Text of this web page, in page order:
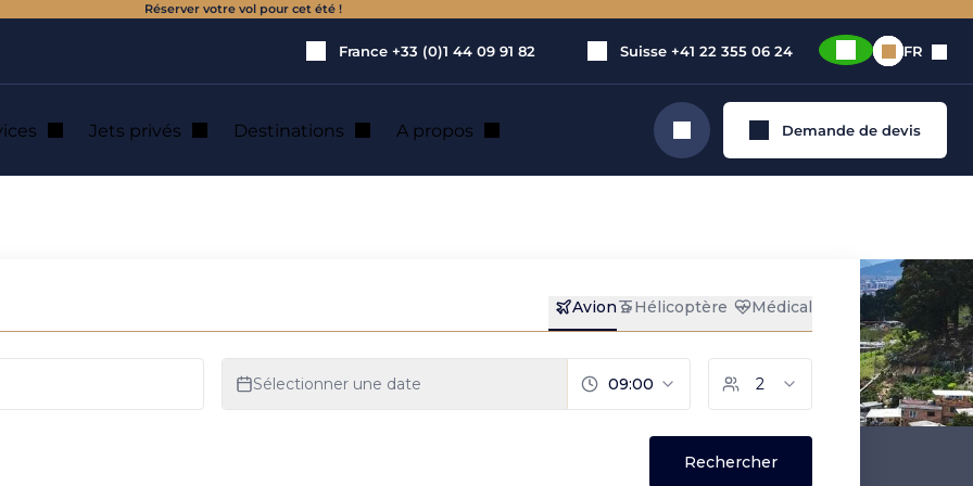
Réserver votre vol pour cet été !
France +33 (0)1 44 09 91 82 Suisse +41 22 355 06 24 FR
Jets privés Destinations A propos Rechercher Demande de devis